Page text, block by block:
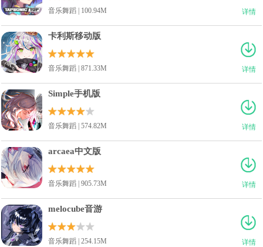
详情
音乐舞蹈 | 100.94M
详情
卡利斯移动版
音乐舞蹈 | 871.33M
详情
Simple手机版
音乐舞蹈 | 574.82M
详情
arcaea中文版
音乐舞蹈 | 905.73M
详情
melocube音游
音乐舞蹈 | 254.15M